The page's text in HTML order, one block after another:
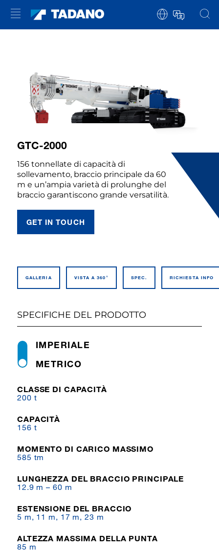
GTC-2000
156 tonnellate di capacità di
sollevamento, braccio principale da 60
m e un’ampia varietà di prolunghe del
braccio garantiscono grande versatilità.
GET IN TOUCH
GALLERIA VISTA A 360° SPEC. RICHIESTA INFO
SPECIFICHE DEL PRODOTTO
METRICO
IMPERIALE
CLASSE DI CAPACITÀ
200 t
CAPACITÀ
156 t
MOMENTO DI CARICO MASSIMO
585 tm
LUNGHEZZA DEL BRACCIO PRINCIPALE
12.9 m – 60 m
ESTENSIONE DEL BRACCIO
5 m, 11 m, 17 m, 23 m
ALTEZZA MASSIMA DELLA PUNTA
85 m